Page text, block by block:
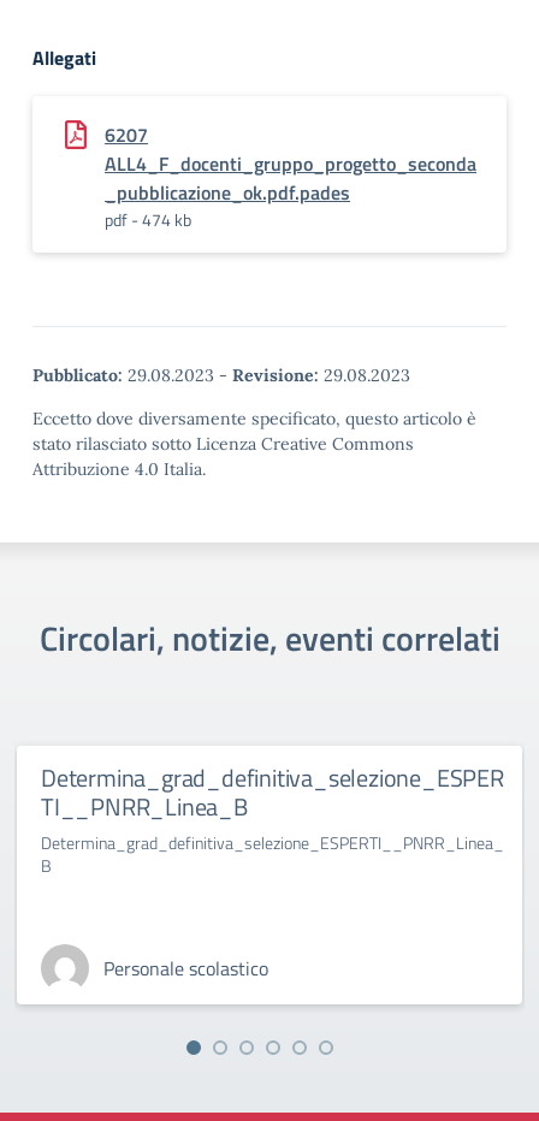
Allegati
6207
ALL4_F_docenti_gruppo_progetto_seconda
_pubblicazione_ok.pdf.pades
pdf - 474 kb
Pubblicato: 29.08.2023 - Revisione: 29.08.2023
Eccetto dove diversamente specificato, questo articolo è
stato rilasciato sotto Licenza Creative Commons
Attribuzione 4.0 Italia.
Circolari, notizie, eventi correlati
Determina_grad_definitiva_selezione_ESPER
TI__PNRR_Linea_B
Determina_grad_definitiva_selezione_ESPERTI__PNRR_Linea_
B
Personale scolastico